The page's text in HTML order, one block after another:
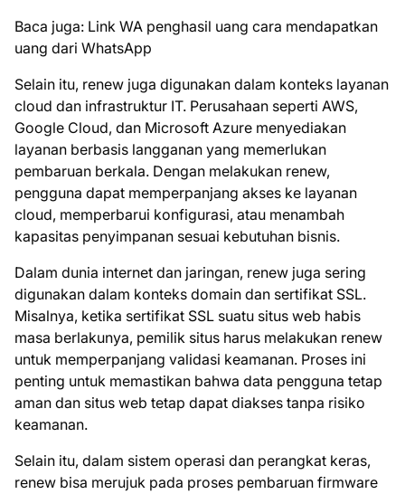
Baca juga: Link WA penghasil uang cara mendapatkan
uang dari WhatsApp
Selain itu, renew juga digunakan dalam konteks layanan
cloud dan infrastruktur IT. Perusahaan seperti AWS,
Google Cloud, dan Microsoft Azure menyediakan
layanan berbasis langganan yang memerlukan
pembaruan berkala. Dengan melakukan renew,
pengguna dapat memperpanjang akses ke layanan
cloud, memperbarui konfigurasi, atau menambah
kapasitas penyimpanan sesuai kebutuhan bisnis.
Dalam dunia internet dan jaringan, renew juga sering
digunakan dalam konteks domain dan sertifikat SSL.
Misalnya, ketika sertifikat SSL suatu situs web habis
masa berlakunya, pemilik situs harus melakukan renew
untuk memperpanjang validasi keamanan. Proses ini
penting untuk memastikan bahwa data pengguna tetap
aman dan situs web tetap dapat diakses tanpa risiko
keamanan.
Selain itu, dalam sistem operasi dan perangkat keras,
renew bisa merujuk pada proses pembaruan firmware